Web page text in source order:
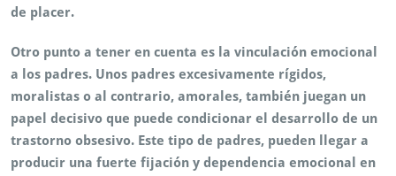
de placer.
Otro punto a tener en cuenta es la vinculación emocional
a los padres. Unos padres excesivamente rígidos,
moralistas o al contrario, amorales, también juegan un
papel decisivo que puede condicionar el desarrollo de un
trastorno obsesivo. Este tipo de padres, pueden llegar a
producir una fuerte fijación y dependencia emocional en